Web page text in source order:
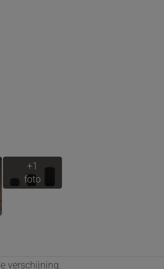
verschijning.